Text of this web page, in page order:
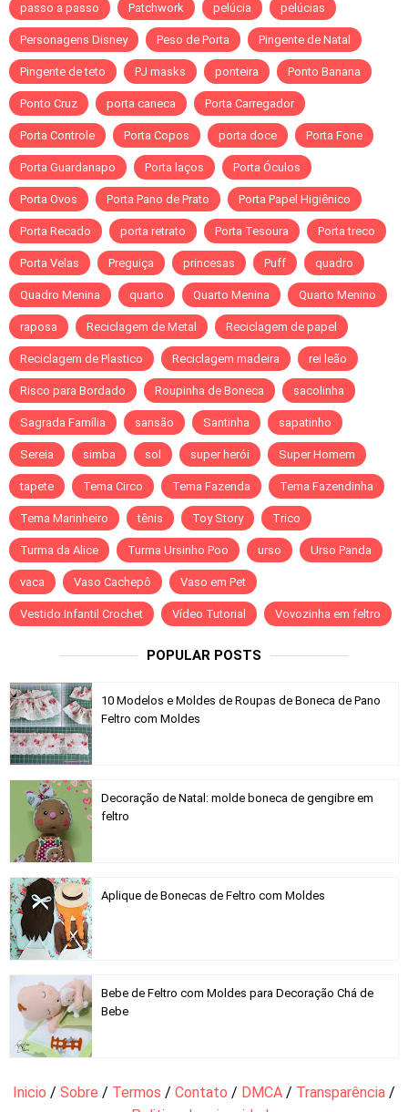
passo a passo Patchwork pelúcia pelúcias
Personagens Disney Peso de Porta Pingente de Natal
Pingente de teto PJ masks ponteira Ponto Banana
Ponto Cruz porta caneca Porta Carregador
Porta Controle Porta Copos porta doce Porta Fone
Porta Guardanapo Porta laços Porta Óculos
Porta Ovos Porta Pano de Prato Porta Papel Higiênico
Porta Recado porta retrato Porta Tesoura Porta treco
Porta Velas Preguiça princesas Puff quadro
Quadro Menina quarto Quarto Menina Quarto Menino
raposa Reciclagem de Metal Reciclagem de papel
Reciclagem de Plastico Reciclagem madeira rei leão
Risco para Bordado Roupinha de Boneca sacolinha
Sagrada Família sansão Santinha sapatinho
Sereia simba sol super herói Super Homem
tapete Tema Circo Tema Fazenda Tema Fazendinha
Tema Marinheiro tênis Toy Story Trico
Turma da Alice Turma Ursinho Poo urso Urso Panda
vaca Vaso Cachepô Vaso em Pet
Vestido Infantil Crochet Vídeo Tutorial Vovozinha em feltro
POPULAR POSTS
10 Modelos e Moldes de Roupas de Boneca de Pano
Feltro com Moldes
Decoração de Natal: molde boneca de gengibre em
feltro
Aplique de Bonecas de Feltro com Moldes
Bebe de Feltro com Moldes para Decoração Chá de
Bebe
Inicio / Sobre / Termos / Contato / DMCA / Transparência /